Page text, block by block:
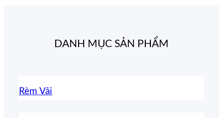
DANH MỤC SẢN PHẨM
Rèm Vải